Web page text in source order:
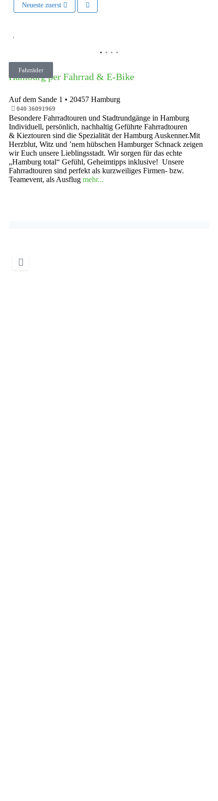
Neueste zuerst
Fahrräder
Hamburg per Fahrrad & E-Bike
Auf dem Sande 1 • 20457 Hamburg
040 36091969
Besondere Fahrradtouren und Stadtrundgänge in Hamburg
Individuell, persönlich, nachhaltig Geführte Fahrradtouren
& Kieztouren sind die Spezialität der Hamburg Auskenner.Mit
Herzblut, Witz und ’nem hübschen Hamburger Schnack zeigen
wir Euch unsere Lieblingsstadt. Wir sorgen für das echte
„Hamburg total“ Gefühl, Geheimtipps inklusive! Unsere
Fahrradtouren sind perfekt als kurzweiliges Firmen- bzw.
Teamevent, als Ausflug mehr...